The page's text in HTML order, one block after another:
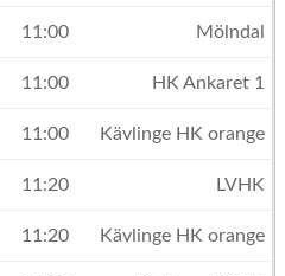
11:00 Mölndal
11:00 HK Ankaret 1
11:00 Kävlinge HK orange
11:20 LVHK
11:20 Kävlinge HK orange